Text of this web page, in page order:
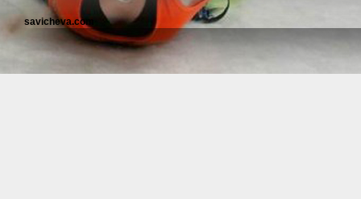
savicheva.com